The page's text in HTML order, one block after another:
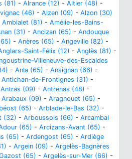
(81) - Alrance (12) - Altier (48) -
(46) - Alzen (09) - Alzon (30)
Ambialet (81) - Amélie-les-Bains-
(31) - Ancizan (65) - Andouque
- Anères (65) - Angeville (82) -
Saint-Félix (12) - Anglès (81) -
Villeneuve-des-Escaldes
- Anla (65) - Ansignan (66) -
Antichan-de-Frontignes (31) -
Antras (09) - Antrenas (48) -
Arabaux (09) - Aragnouet (65) -
(65) - Arblade-le-Bas (32) -
(32) - Arboussols (66) - Arcambal
(65) - Arcizans-Avant (65) -
(65) - Ardengost (65) - Ardiège
- Argein (09) - Argelès-Bagnères
(65) - Argelès-sur-Mer (66) -